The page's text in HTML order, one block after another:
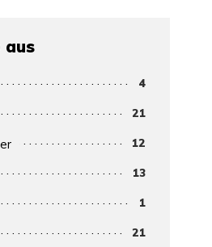
aus
4
21
12
13
1
21